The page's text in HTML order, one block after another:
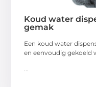
Koud water
gemak
Een koud water
en eenvoudig gekoeld
...